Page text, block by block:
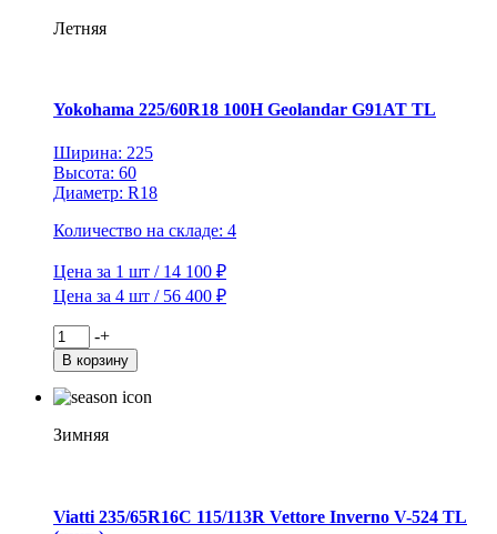
Vettore
TL
Летняя
Yokohama 225/60R18 100H Geolandar G91AT TL
Ширина: 225
Высота: 60
Диаметр: R18
Количество на складе: 4
Цена за 1 шт / 14 100 ₽
Цена за 4 шт / 56 400 ₽
Количество
товара
Yokohama
225/60R18
Geolandar
-+
В корзину
Зимняя
Viatti 235/65R16C 115/113R Vettore Inverno V-524 TL